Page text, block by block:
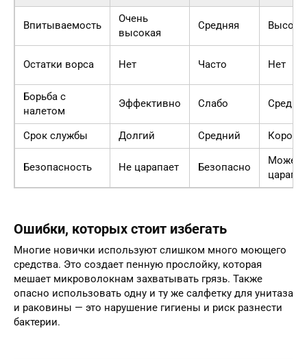
Впитываемость
Очень
высокая
Средняя
Остатки ворса Нет Часто Нет
Борьба с
налетом
Эффективно Слабо Средне
Срок службы Долгий Средний
Безопасность Не царапает Безопасно
Может
Ошибки, которых стоит избегать
Многие новички используют слишком много моющего
средства. Это создает пенную прослойку, которая
мешает микроволокнам захватывать грязь. Также
опасно использовать одну и ту же салфетку для унитаза
и раковины — это нарушение гигиены и риск разнести
бактерии.